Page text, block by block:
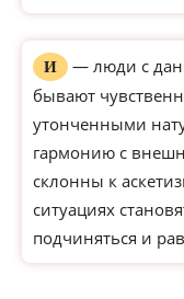
И
— люди с
бывают
утонченными
гармонию с
склонны к
ситуациях
подчиняться и